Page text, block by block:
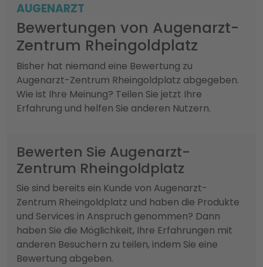
AUGENARZT
Bewertungen von Augenarzt-
Zentrum Rheingoldplatz
Bisher hat niemand eine Bewertung zu
Augenarzt-Zentrum Rheingoldplatz abgegeben.
Wie ist Ihre Meinung? Teilen Sie jetzt Ihre
Erfahrung und helfen Sie anderen Nutzern.
Bewerten Sie Augenarzt-
Zentrum Rheingoldplatz
Sie sind bereits ein Kunde von Augenarzt-
Zentrum Rheingoldplatz und haben die Produkte
und Services in Anspruch genommen? Dann
haben Sie die Möglichkeit, Ihre Erfahrungen mit
anderen Besuchern zu teilen, indem Sie eine
Bewertung abgeben.